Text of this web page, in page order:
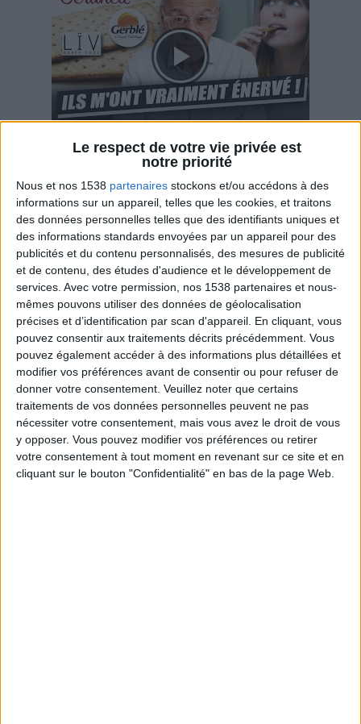
Le respect de votre vie privée est
notre priorité
Nous et nos 1538 partenaires stockons et/ou accédons à des
informations sur un appareil, telles que les cookies, et traitons
des données personnelles telles que des identifiants uniques et
des informations standards envoyées par un appareil pour des
publicités et du contenu personnalisés, des mesures de publicité
et de contenu, des études d'audience et le développement de
services. Avec votre permission, nos 1538 partenaires et nous-
mêmes pouvons utiliser des données de géolocalisation
précises et d’identification par scan d'appareil. En cliquant, vous
pouvez consentir aux traitements décrits précédemment. Vous
pouvez également accéder à des informations plus détaillées et
modifier vos préférences avant de consentir ou pour refuser de
donner votre consentement. Veuillez noter que certains
traitements de vos données personnelles peuvent ne pas
nécessiter votre consentement, mais vous avez le droit de vous
y opposer. Vous pouvez modifier vos préférences ou retirer
votre consentement à tout moment en revenant sur ce site et en
cliquant sur le bouton "Confidentialité" en bas de la page Web.
Ces marques diététiques : c'est n'importe quoi !
Webinaires en direct Voir tout
Peut-on remplacer la viande par des féculents ?
Consultation diététique du 05/08/2026